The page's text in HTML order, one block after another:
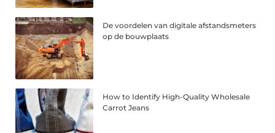
De voordelen van digitale afstandsmeters
op de bouwplaats
How to Identify High-Quality Wholesale
Carrot Jeans